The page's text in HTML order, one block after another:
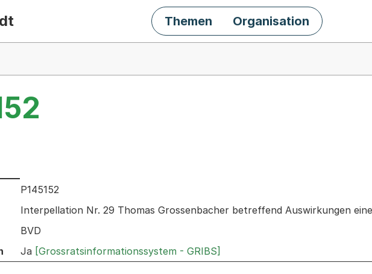
Themen Organisation
Ausgewählten Geschäft
P145152
Interpellation Nr. 29 Thomas Grossenbacher betreffend Auswirkungen
BVD
Ja [Grossratsinformationssystem - GRIBS]